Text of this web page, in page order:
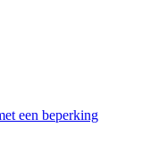
een beperking